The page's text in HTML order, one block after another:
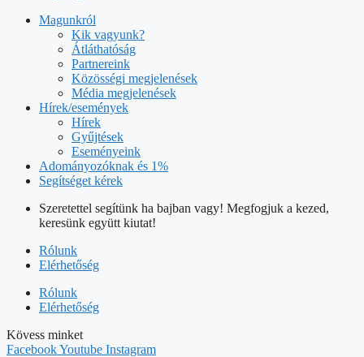
Magunkról
Kik vagyunk?
Átláthatóság
Partnereink
Közösségi megjelenések
Média megjelenések
Hírek/események
Hírek
Gyűjtések
Eseményeink
Adományozóknak és 1%
Segítséget kérek
Szeretettel segítünk ha bajban vagy! Megfogjuk a kezed,
keresünk együtt kiutat!
Rólunk
Elérhetőség
Rólunk
Elérhetőség
Kövess minket
FacebookYoutube Instagram